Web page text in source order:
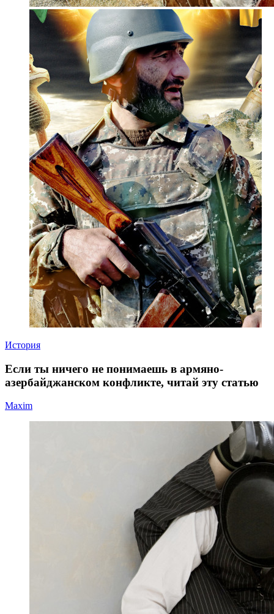
История
Если ты ничего не понимаешь в армяно-
азербайджанском конфликте, читай эту статью
Maxim